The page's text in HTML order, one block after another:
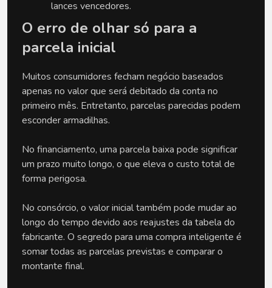
lances vencedores.
O erro de olhar só para a
parcela inicial
Muitos consumidores fecham negócio baseados
apenas no valor que será debitado da conta no
primeiro mês. Entretanto, parcelas parecidas podem
esconder armadilhas.
No financiamento, uma parcela baixa pode significar
um prazo muito longo, o que eleva o custo total de
forma perigosa.
No consórcio, o valor inicial também pode mudar ao
longo do tempo devido aos reajustes da tabela do
fabricante. O segredo para uma compra inteligente é
somar todas as parcelas previstas e comparar o
montante final.